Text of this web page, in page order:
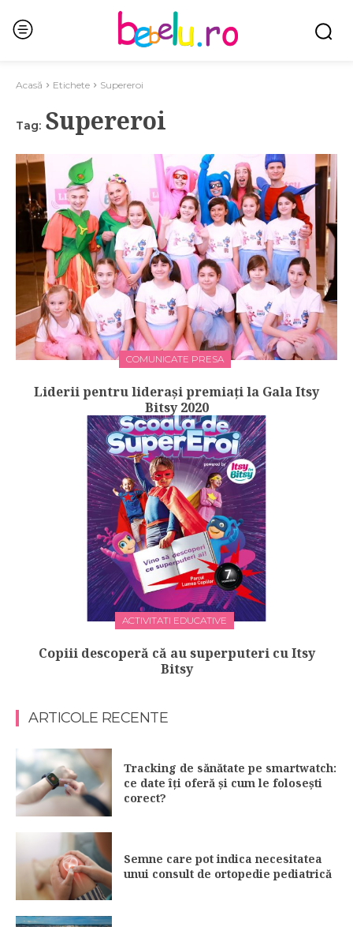
Acasă Etichete Supereroi
Tag: Supereroi
COMUNICATE PRESA
Liderii pentru lideraşi premiaţi la Gala Itsy
Bitsy 2020
ACTIVITATI EDUCATIVE
Copiii descoperă că au superputeri cu Itsy
Bitsy
ARTICOLE RECENTE
Tracking de sănătate pe smartwatch:
ce date îți oferă și cum le folosești
corect?
Semne care pot indica necesitatea
unui consult de ortopedie pediatrică